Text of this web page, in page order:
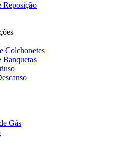
Reposição
Colchonetes
Banquetas
Gás